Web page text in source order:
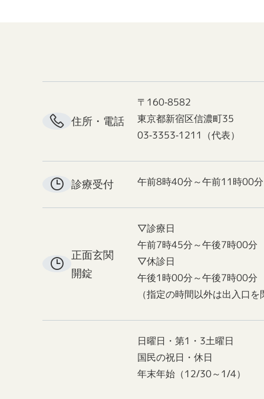
住所・電話
〒160-8582
東京都新宿区信濃町35
03-3353-1211（代表）
診療受付 午前8時40分～午前11時00分
正面玄関
開錠
▽診療日
午前7時45分～午後7時00分
▽休診日
午後1時00分～午後7時00分
（指定の時間以外は出入口を
日曜日・第1・3土曜日
国民の祝日・休日
年末年始（12/30～1/4）